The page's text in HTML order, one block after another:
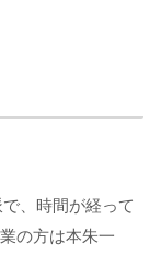
、時間が経って
の方は本朱一